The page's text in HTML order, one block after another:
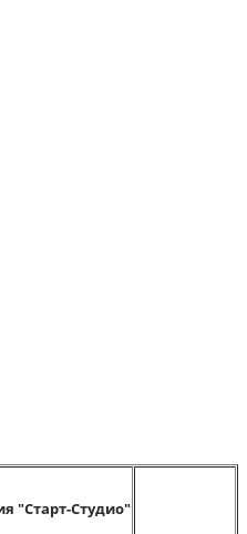
"Старт-Студио"